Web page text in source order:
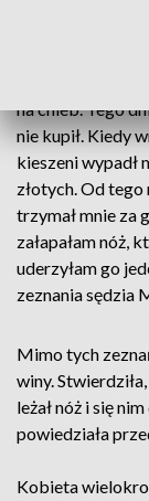
na chleb. Tego
nie kupił. Kiedy
kieszeni wypadł
złotych. Od tego
trzymał mnie za
załapałam nóż,
uderzyłam go
zeznania sędzia
Mimo tych
winy.
leżał nóż i się
powiedziała
Kobieta